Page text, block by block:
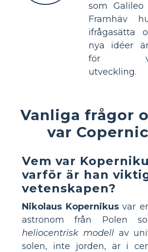
som Galileo
Framhäv
ifrågasätta
nya idéer
för
utveckling.
Vanliga frågor
var
Vem var
varför är han
vetenskapen?
Nikolaus Kopernikusvar
astronom från Polen
heliocentrisk modellav
solen, inte jorden, är i